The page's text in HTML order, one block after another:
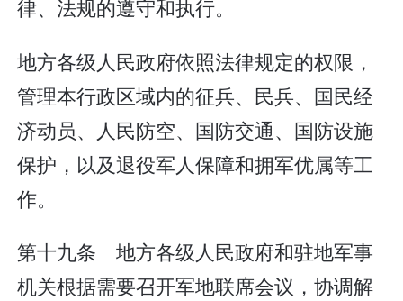
律、法规的遵守和执行。
地方各级人民政府依照法律规定的权限，
管理本行政区域内的征兵、民兵、国民经
济动员、人民防空、国防交通、国防设施
保护，以及退役军人保障和拥军优属等工
作。
第十九条 地方各级人民政府和驻地军事
机关根据需要召开军地联席会议，协调解